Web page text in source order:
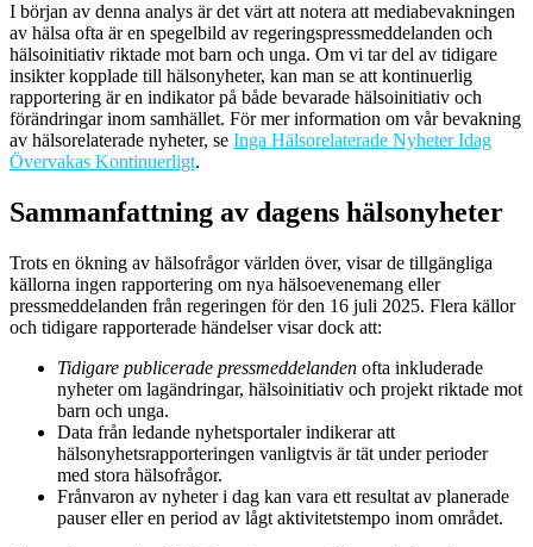
I början av denna analys är det värt att notera att mediabevakningen
av hälsa ofta är en spegelbild av regeringspressmeddelanden och
hälsoinitiativ riktade mot barn och unga. Om vi tar del av tidigare
insikter kopplade till hälsonyheter, kan man se att kontinuerlig
rapportering är en indikator på både bevarade hälsoinitiativ och
förändringar inom samhället. För mer information om vår bevakning
av hälsorelaterade nyheter, se Inga Hälsorelaterade Nyheter Idag
Övervakas Kontinuerligt.
Sammanfattning av dagens hälsonyheter
Trots en ökning av hälsofrågor världen över, visar de tillgängliga
källorna ingen rapportering om nya hälsoevenemang eller
pressmeddelanden från regeringen för den 16 juli 2025. Flera källor
och tidigare rapporterade händelser visar dock att:
Tidigare publicerade pressmeddelanden ofta inkluderade
nyheter om lagändringar, hälsoinitiativ och projekt riktade mot
barn och unga.
Data från ledande nyhetsportaler indikerar att
hälsonyhetsrapporteringen vanligtvis är tät under perioder
med stora hälsofrågor.
Frånvaron av nyheter i dag kan vara ett resultat av planerade
pauser eller en period av lågt aktivitetstempo inom området.